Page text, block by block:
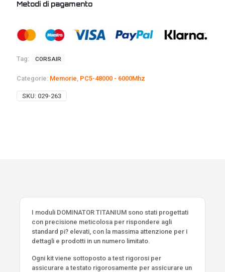
Metodi di pagamento
Tag: CORSAIR
Categorie: Memorie PC5-48000 - 6000Mhz
SKU: 029-263
I moduli DOMINATOR TITANIUM sono stati progettati
con precisione meticolosa per rispondere agli
standard pi? elevati, con la massima attenzione per i
dettagli e prodotti in un numero limitato.
Ogni kit viene sottoposto a test rigorosi per
assicurare a testato rigorosamente per assicurare un